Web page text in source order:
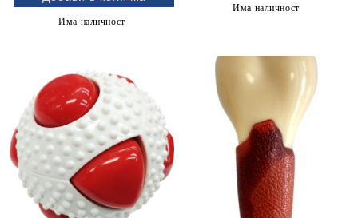
Има наличност
Има наличност